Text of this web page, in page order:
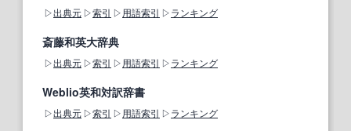
出典元 索引 用語索引 ランキング
斎藤和英大辞典
出典元 索引 用語索引 ランキング
Weblio英和対訳辞書
出典元 索引 用語索引 ランキング